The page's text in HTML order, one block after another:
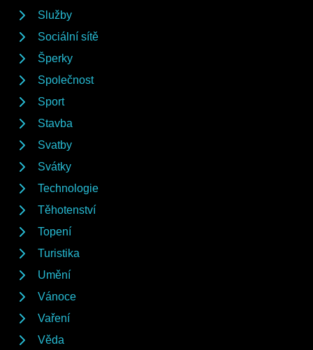
Služby
Sociální sítě
Šperky
Společnost
Sport
Stavba
Svatby
Svátky
Technologie
Těhotenství
Topení
Turistika
Umění
Vánoce
Vaření
Věda